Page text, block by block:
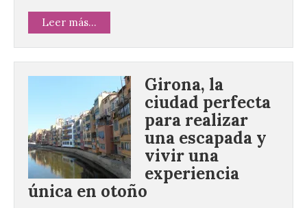
Leer más...
Girona, la
ciudad perfecta
para realizar
una escapada y
vivir una
experiencia
única en otoño